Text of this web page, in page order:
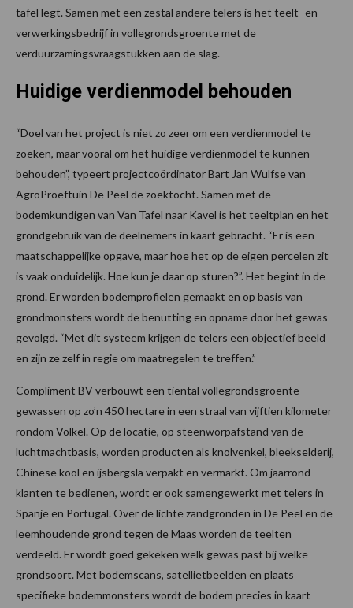
tafel legt. Samen met een zestal andere telers is het teelt- en
verwerkingsbedrijf in vollegrondsgroente met de
verduurzamingsvraagstukken aan de slag.
Huidige verdienmodel behouden
“Doel van het project is niet zo zeer om een verdienmodel te
zoeken, maar vooral om het huidige verdienmodel te kunnen
behouden”, typeert projectcoördinator Bart Jan Wulfse van
AgroProeftuin De Peel de zoektocht. Samen met de
bodemkundigen van Van Tafel naar Kavel is het teeltplan en het
grondgebruik van de deelnemers in kaart gebracht. “Er is een
maatschappelijke opgave, maar hoe het op de eigen percelen zit
is vaak onduidelijk. Hoe kun je daar op sturen?”. Het begint in de
grond. Er worden bodemprofielen gemaakt en op basis van
grondmonsters wordt de benutting en opname door het gewas
gevolgd. “Met dit systeem krijgen de telers een objectief beeld
en zijn ze zelf in regie om maatregelen te treffen.”
Compliment BV verbouwt een tiental vollegrondsgroente
gewassen op zo’n 450 hectare in een straal van vijftien kilometer
rondom Volkel. Op de locatie, op steenworpafstand van de
luchtmachtbasis, worden producten als knolvenkel, bleekselderij,
Chinese kool en ijsbergsla verpakt en vermarkt. Om jaarrond
klanten te bedienen, wordt er ook samengewerkt met telers in
Spanje en Portugal. Over de lichte zandgronden in De Peel en de
leemhoudende grond tegen de Maas worden de teelten
verdeeld. Er wordt goed gekeken welk gewas past bij welke
grondsoort. Met bodemscans, satellietbeelden en plaats
specifieke bodemmonsters wordt de bodem precies in kaart